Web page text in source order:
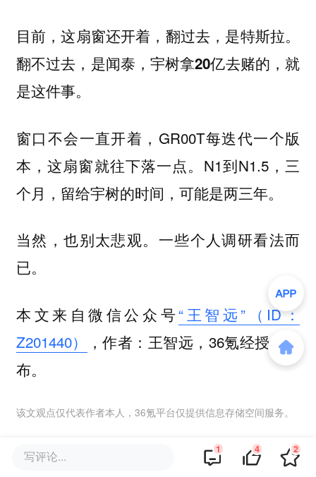
目前，这扇窗还开着，翻过去，是特斯拉。
翻不过去，是闻泰，宇树拿20亿去赌的，就
是这件事。
窗口不会一直开着，GR00T每迭代一个版
本，这扇窗就往下落一点。N1到N1.5，三
个月，留给宇树的时间，可能是两三年。
当然，也别太悲观。一些个人调研看法而
已。
本文来自微信公众号“王智远”（ID：
Z201440）
，作者：王智远，36氪经授权发
布。
该文观点仅代表作者本人，36氪平台仅提供信息存储空间服务。
写评论... 1 4 2